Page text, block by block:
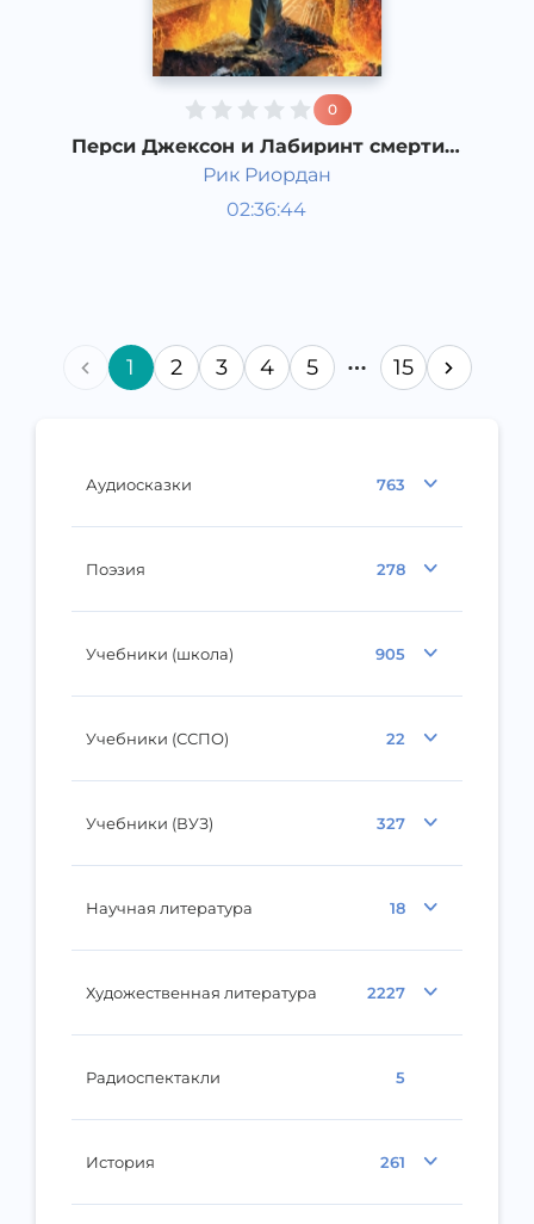
Аудиосказки 763
Поэзия 278
Учебники (школа) 905
Учебники (ССПО) 22
Учебники (ВУЗ) 327
Научная литература 18
Художественная литература 2227
Радиоспектакли 5
История 261
0
Перси Джексон и Лабиринт смерти. 1
часть
Рик Риордан
02:36:44
Мировая литература
1 2 3 4 5 15